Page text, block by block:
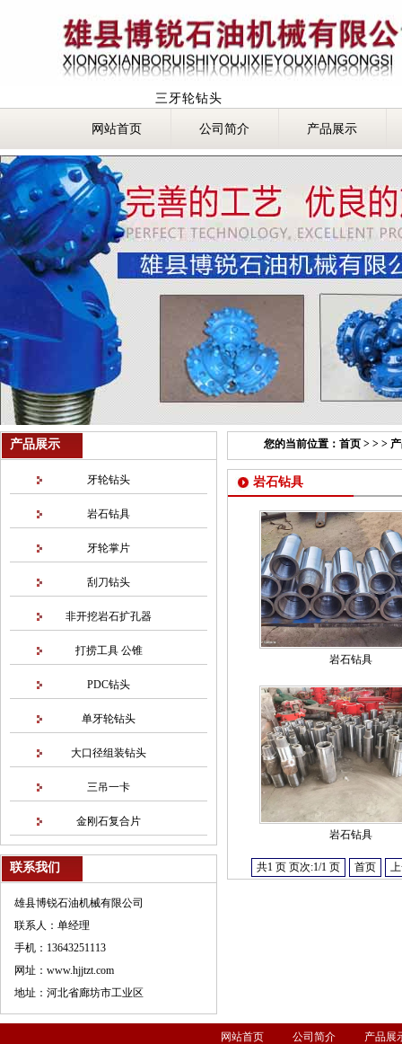
三牙轮钻头
网站首页 公司简介 产品展示
您的当前位置： 首页 > > >
岩石钻具
岩石钻具
岩石钻具
共1 页 页次:1/1 页 首页
产品展示
牙轮钻头
岩石钻具
牙轮掌片
刮刀钻头
非开挖岩石扩孔器
打捞工具 公锥
PDC钻头
单牙轮钻头
大口径组装钻头
三吊一卡
金刚石复合片
联系我们
雄县博锐石油机械有限公司
联系人：单经理
手机：13643251113
网址：www.hjjtzt.com
地址：河北省廊坊市工业区
网站首页 公司简介 产品展